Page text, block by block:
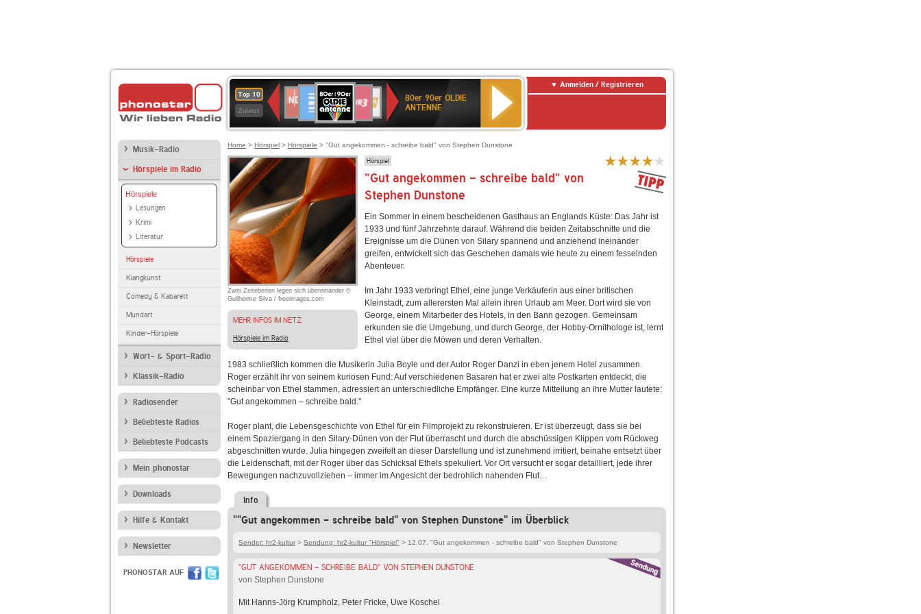
Top 10
Zuletzt
Deutschlandfunk
80er
90er
OLDIE
ANTENNE
SWR3
SWR
Kultur
NDR
2
80er 90er OLDIE
ANTENNE
Anmelden / Registrieren
Musik-Radio
Hörspiele im Radio
Hörspiele
Lesungen
Krimi
Literatur
Hörspiele
Klangkunst
Comedy & Kabarett
Mundart
Kinder-Hörspiele
Wort- & Sport-Radio
Klassik-Radio
Radiosender
Beliebteste Radios
Beliebteste Podcasts
Mein phonostar
Downloads
Hilfe & Kontakt
Newsletter
PHONOSTAR AUF
Home > Hörspiel > Hörspiele > "Gut angekommen - schreibe bald" von Stephen Dunstone
Zwei Zeitebenen legen sich übereinander ©
Guilherme Silva / freeimages.com
MEHR INFOS IM NETZ
Hörspiele im Radio
Hörspiel
"Gut angekommen - schreibe bald" von
Stephen Dunstone
Ein Sommer in einem bescheidenen Gasthaus an Englands Küste: Das Jahr ist
1933 und fünf Jahrzehnte darauf. Während die beiden Zeitabschnitte und die
Ereignisse um die Dünen von Silary spannend und anziehend ineinander
greifen, entwickelt sich das Geschehen damals wie heute zu einem fesselnden
Abenteuer.
Im Jahr 1933 verbringt Ethel, eine junge Verkäuferin aus einer britischen
Kleinstadt, zum allerersten Mal allein ihren Urlaub am Meer. Dort wird sie von
George, einem Mitarbeiter des Hotels, in den Bann gezogen. Gemeinsam
erkunden sie die Umgebung, und durch George, der Hobby-Ornithologe ist, lernt
Ethel viel über die Möwen und deren Verhalten.
1983 schließlich kommen die Musikerin Julia Boyle und der Autor Roger Danzi in eben jenem Hotel zusammen.
Roger erzählt ihr von seinem kuriosen Fund: Auf verschiedenen Basaren hat er zwei alte Postkarten entdeckt, die
scheinbar von Ethel stammen, adressiert an unterschiedliche Empfänger. Eine kurze Mitteilung an ihre Mutter lautete:
"Gut angekommen – schreibe bald."
Roger plant, die Lebensgeschichte von Ethel für ein Filmprojekt zu rekonstruieren. Er ist überzeugt, dass sie bei
einem Spaziergang in den Silary-Dünen von der Flut überrascht und durch die abschüssigen Klippen vom Rückweg
abgeschnitten wurde. Julia hingegen zweifelt an dieser Darstellung und ist zunehmend irritiert, beinahe entsetzt über
die Leidenschaft, mit der Roger über das Schicksal Ethels spekuliert. Vor Ort versucht er sogar detailliert, jede ihrer
Bewegungen nachzuvollziehen – immer im Angesicht der bedrohlich nahenden Flut…
Info
""Gut angekommen - schreibe bald" von Stephen Dunstone" im Überblick
Sender: hr2-kultur > Sendung: hr2-kultur "Hörspiel" > 12.07. "Gut angekommen - schreibe bald" von Stephen Dunstone
"GUT ANGEKOMMEN - SCHREIBE BALD" VON STEPHEN DUNSTONE
von Stephen Dunstone
Mit Hanns-Jörg Krumpholz, Peter Fricke, Uwe Koschel